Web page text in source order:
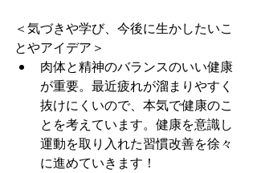
＜気づきや学び、今後に生かしたいこ
とやアイデア＞
肉体と精神のバランスのいい健康
が重要。最近疲れが溜まりやすく
抜けにくいので、本気で健康のこ
とを考えています。健康を意識し
運動を取り入れた習慣改善を徐々
に進めていきます！